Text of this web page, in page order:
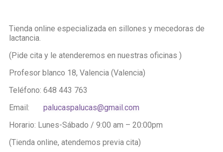
Tienda online especializada en sillones y mecedoras de
lactancia.
(Pide cita y le atenderemos en nuestras oficinas )
Profesor blanco 18, Valencia (Valencia)
Teléfono: 648 443 763
Email: palucaspalucas@gmail.com
Horario: Lunes-Sábado / 9:00 am – 20:00pm
(Tienda online, atendemos previa cita)